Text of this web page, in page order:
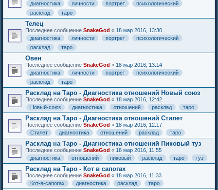
диагностика
личности портрет
психологический
расклад
таро
Телец
Последнее сообщение SnakeGod « 18 мар 2016, 13:30
диагностика
личности портрет
психологический
расклад
таро
Овен
Последнее сообщение SnakeGod « 18 мар 2016, 13:14
диагностика
личности портрет
психологический
расклад
таро
Расклад на Таро - Диагностика отношений Новый союз
Последнее сообщение SnakeGod « 18 мар 2016, 12:42
Новый-союз
диагностика отношений расклад таро
Расклад на Таро - Диагностика отношений Стилет
Последнее сообщение SnakeGod « 18 мар 2016, 12:17
Стилет
диагностика отношений расклад таро
Расклад на Таро - Диагностика отношений Пиковый туз
Последнее сообщение SnakeGod « 18 мар 2016, 11:55
диагностика
отношений пиковый расклад таро туз
Расклад на Таро - Кот в сапогах
Последнее сообщение SnakeGod « 18 мар 2016, 11:33
Кот-в-сапогах
диагностика расклад таро